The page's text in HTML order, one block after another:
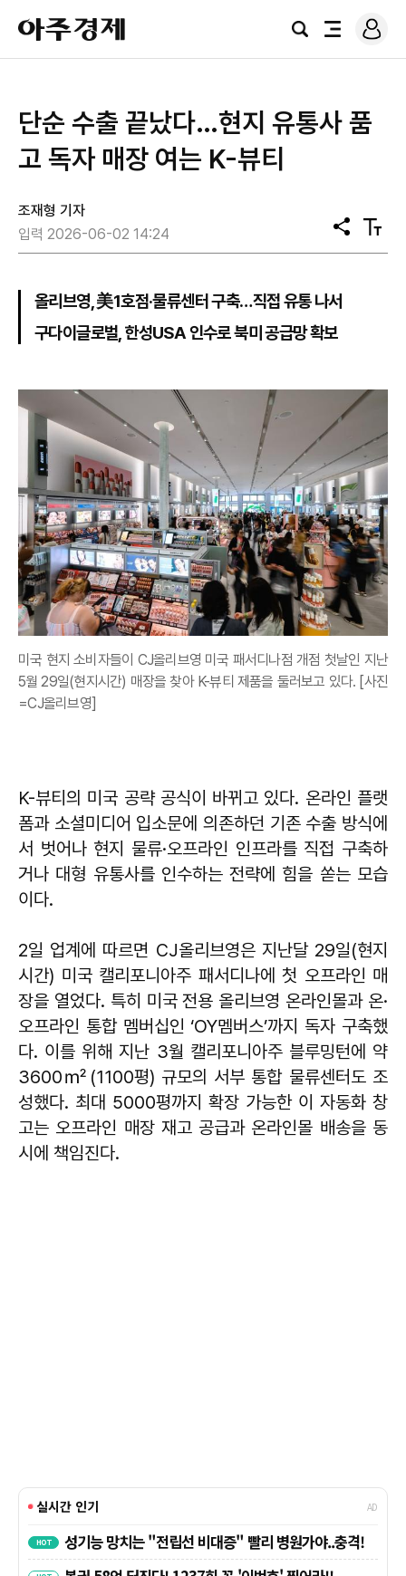
아
주
경
검
전
로
그
단순 수출 끝났다…현지 유통사 품
고 독자 매장 여는 K-뷰티
조재형 기자
입력 2026-06-02 14:24
공
유
텍
스
올리브영, 美1호점·물류센터 구축…직접 유통 나서
구다이글로벌, 한성USA 인수로 북미 공급망 확보
미국 현지 소비자들이 CJ올리브영 미국 패서디나점 개점 첫날인 지난
5월 29일(현지시간) 매장을 찾아 K-뷰티 제품을 둘러보고 있다. [사진
=CJ올리브영]
K-뷰티의 미국 공략 공식이 바뀌고 있다. 온라인 플랫
폼과 소셜미디어 입소문에 의존하던 기존 수출 방식에
서 벗어나 현지 물류·오프라인 인프라를 직접 구축하
거나 대형 유통사를 인수하는 전략에 힘을 쏟는 모습
이다.
2일 업계에 따르면 CJ올리브영은 지난달 29일(현지
시간) 미국 캘리포니아주 패서디나에 첫 오프라인 매
장을 열었다. 특히 미국 전용 올리브영 온라인몰과 온·
오프라인 통합 멤버십인 ‘OY멤버스’까지 독자 구축했
다. 이를 위해 지난 3월 캘리포니아주 블루밍턴에 약
3600㎡(1100평) 규모의 서부 통합 물류센터도 조
성했다. 최대 5000평까지 확장 가능한 이 자동화 창
고는 오프라인 매장 재고 공급과 온라인몰 배송을 동
시에 책임진다.